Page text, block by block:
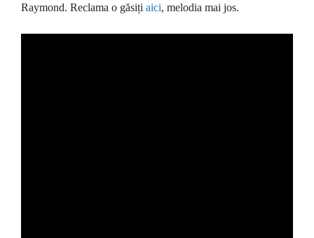
Raymond. Reclama o găsiți aici, melodia mai jos.